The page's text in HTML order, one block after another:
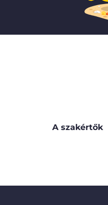
A szakértők